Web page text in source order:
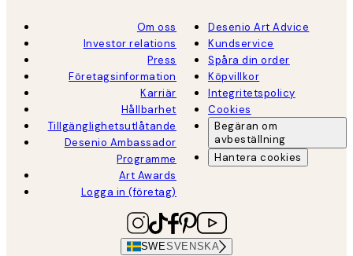
Om oss
Investor relations
Press
Företagsinformation
Karriär
Hållbarhet
Tillgänglighetsutlåtande
Desenio Ambassador
Programme
Art Awards
Logga in (företag)
Desenio Art Advice
Kundservice
Spåra din order
Köpvillkor
Integritetspolicy
Cookies
Begäran om
avbeställning
Hantera cookies
SWESVENSKA